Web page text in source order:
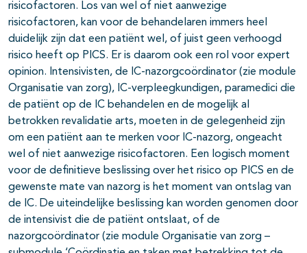
risicofactoren. Los van wel of niet aanwezige
risicofactoren, kan voor de behandelaren immers heel
duidelijk zijn dat een patiënt wel, of juist geen verhoogd
risico heeft op PICS. Er is daarom ook een rol voor expert
opinion. Intensivisten, de IC-nazorgcoördinator (zie module
Organisatie van zorg), IC-verpleegkundigen, paramedici die
de patiënt op de IC behandelen en de mogelijk al
betrokken revalidatie arts, moeten in de gelegenheid zijn
om een patiënt aan te merken voor IC-nazorg, ongeacht
wel of niet aanwezige risicofactoren. Een logisch moment
voor de definitieve beslissing over het risico op PICS en de
gewenste mate van nazorg is het moment van ontslag van
de IC. De uiteindelijke beslissing kan worden genomen door
de intensivist die de patiënt ontslaat, of de
nazorgcoördinator (zie module Organisatie van zorg –